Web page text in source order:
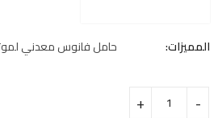
المميزات: حامل فانوس معدني لموتوسيكل